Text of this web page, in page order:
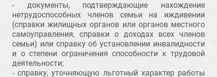
- документы, подтверждающие нахождение
нетрудоспособных членов семьи на иждивении
(справки жилищных органов или органов местного
самоуправления, справки о доходах всех членов
семьи) или справку об установлении инвалидности
и о степени ограничения способности к трудовой
деятельности;
- справку, уточняющую льготный характер работы